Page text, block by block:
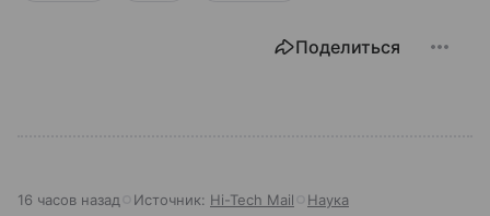
Поделиться
16 часов назад Источник: Hi-Tech Mail Наука